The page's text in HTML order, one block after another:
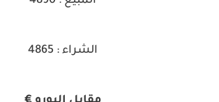
الشراء : 4865